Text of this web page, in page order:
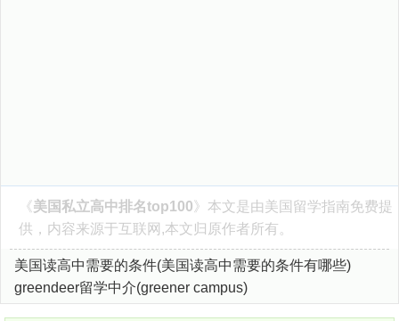
《美国私立高中排名top100》本文是由美国留学指南免费提
供，内容来源于互联网,本文归原作者所有。
美国读高中需要的条件(美国读高中需要的条件有哪些)
greendeer留学中介(greener campus)